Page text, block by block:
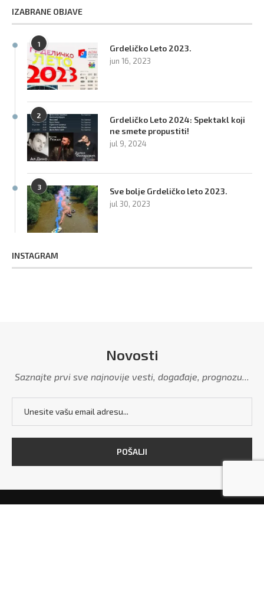
IZABRANE OBJAVE
1 Grdeličko Leto 2023.
jun 16, 2023
2
Grdeličko Leto 2024: Spektakl koji
ne smete propustiti!
jul 9, 2024
3 Sve bolje Grdeličko leto 2023.
jul 30, 2023
INSTAGRAM
Novosti
Saznajte prvi sve najnovije vesti, događaje, prognozu...